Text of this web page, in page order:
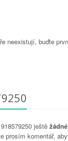
neexistují, buďte
ještě
prosím komentář,